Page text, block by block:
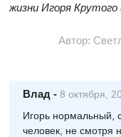
жизни Игоря Крутого
Автор:
Влад - 8 октября,
Игорь нормальный,
человек, не смотря